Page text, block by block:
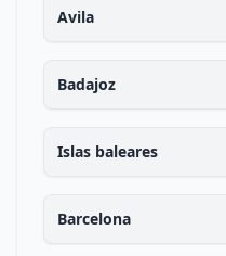
Avila
Badajoz
Islas baleares
Barcelona